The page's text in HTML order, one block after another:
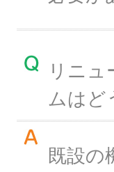
リニ
ムはど
既設の